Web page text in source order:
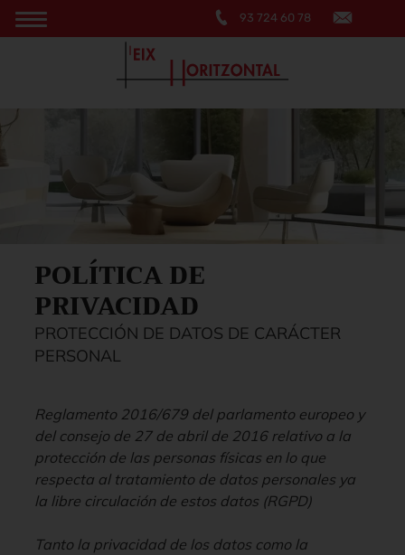
93 724 60 78
POLÍTICA DE
PRIVACIDAD
PROTECCIÓN DE DATOS DE CARÁCTER
PERSONAL
Reglamento 2016/679 del parlamento europeo y
del consejo de 27 de abril de 2016 relativo a la
protección de las personas físicas en lo que
respecta al tratamiento de datos personales ya
la libre circulación de estos datos (RGPD)
Tanto la privacidad de los datos como la